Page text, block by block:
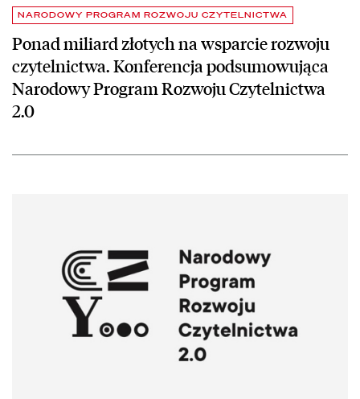
NARODOWY PROGRAM ROZWOJU CZYTELNICTWA
Ponad miliard złotych na wsparcie rozwoju
czytelnictwa. Konferencja podsumowująca
Narodowy Program Rozwoju Czytelnictwa
2.0